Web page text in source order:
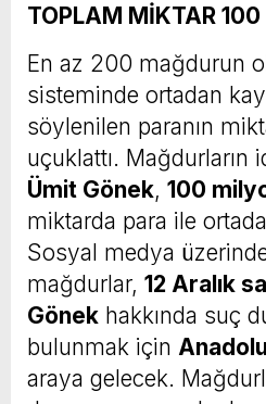
TOPLAM MİKTAR 100
En az 200 mağdurun
sisteminde ortadan
söylenilen paranın
uçuklattı. Mağdurların
Ümit Gönek, 100
miktarda para ile
Sosyal medya
mağdurlar, 12 Aralık
Gönek hakkında suç
bulunmak için
araya gelecek.